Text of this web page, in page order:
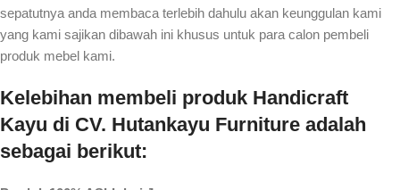
sepatutnya anda membaca terlebih dahulu akan keunggulan kami
yang kami sajikan dibawah ini khusus untuk para calon pembeli
produk mebel kami.
Kelebihan membeli produk Handicraft
Kayu di CV. Hutankayu Furniture adalah
sebagai berikut: